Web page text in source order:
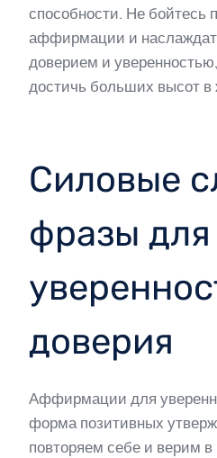
способности. Не бойтесь
аффирмации и
доверием и
достичь больших высот в
Силовые
фразы для
доверия
Аффирмации для
форма позитивных
повторяем себе и верим